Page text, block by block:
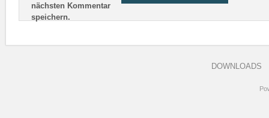
nächsten Kommentar
speichern.
DOWNLOADS